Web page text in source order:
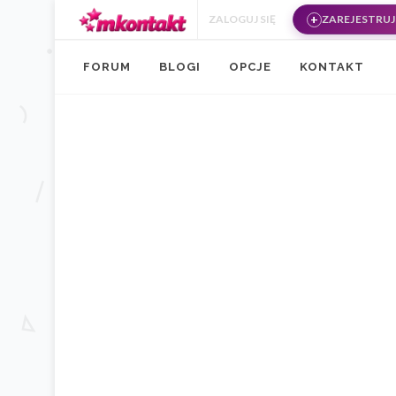
ZALOGUJ SIĘ
FORUM BLOGI OPCJE KONTAKT